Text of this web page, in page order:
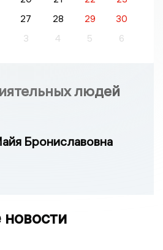
27 28 29
30
3 4 5 6
людей
Брониславовна